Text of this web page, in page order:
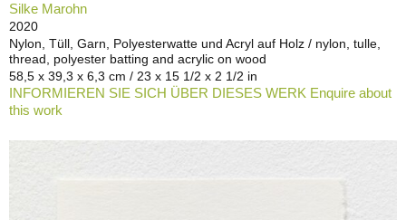
Silke Marohn
2020
Nylon, Tüll, Garn, Polyesterwatte und Acryl auf Holz / nylon, tulle,
thread, polyester batting and acrylic on wood
58,5 x 39,3 x 6,3 cm / 23 x 15 1/2 x 2 1/2 in
INFORMIEREN SIE SICH ÜBER DIESES WERK Enquire about
this work